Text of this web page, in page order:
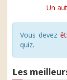
Un
Vous devez
quiz.
Les